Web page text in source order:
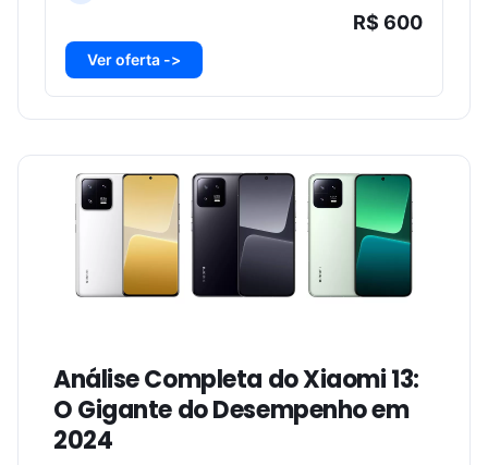
R$ 600
Ver oferta ->
Análise Completa do Xiaomi 13:
O Gigante do Desempenho em
2024